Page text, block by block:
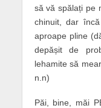
să vă spălați pe
chinuit, dar
aproape pline
depășit de
lehamite să
n.n)
Păi, bine, măi